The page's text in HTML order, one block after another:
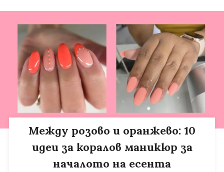
Между розово и оранжево: 10
идеи за коралов маникюр за
началото на есента